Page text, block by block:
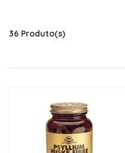
36 Produto(s)